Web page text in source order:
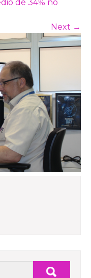
de 34% no
Next →